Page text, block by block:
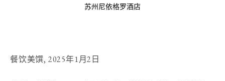
苏州尼依格罗酒店
餐饮美馔, 2025年1月2日